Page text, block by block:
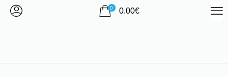
0 0.00€